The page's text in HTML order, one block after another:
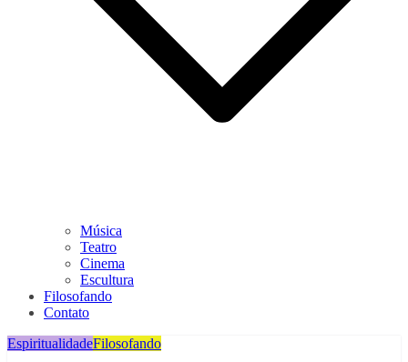
Música
Teatro
Cinema
Escultura
Filosofando
Contato
EspiritualidadeFilosofando